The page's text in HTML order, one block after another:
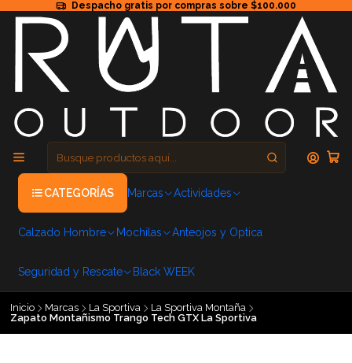
Despacho gratis por compras sobre $100.000
CATEGORÍAS Marcas Actividades
Calzado Hombre Mochilas Anteojos y Optica
Seguridad y Rescate Black WEEK
Inicio Marcas La Sportiva
La Sportiva Montaña
Zapato Montañismo Trango Tech GTX La Sportiva